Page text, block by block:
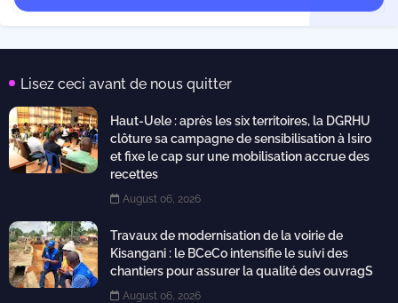
Lisez ceci avant de nous quitter
Haut-Uele : après les six territoires, la DGRHU
clôture sa campagne de sensibilisation à Isiro
et fixe le cap sur une mobilisation accrue des
recettes
August 06, 2026
Travaux de modernisation de la voirie de
Kisangani : le BCeCo intensifie le suivi des
chantiers pour assurer la qualité des ouvragS
August 06, 2026